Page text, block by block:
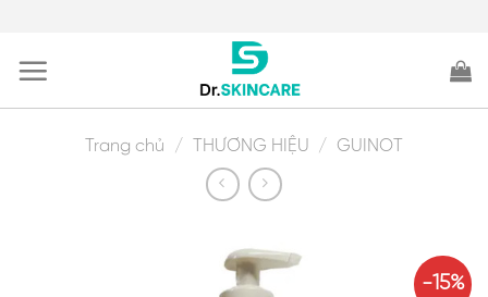
content
Trang chủ / THƯƠNG HIỆU / GUINOT
-15%